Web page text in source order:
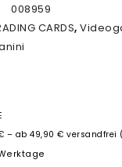
008959
CARDS,
– ab 49,90 € versandfrei